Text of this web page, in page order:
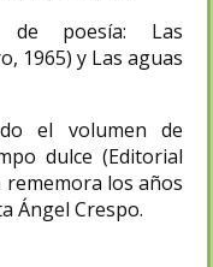
poesía: Las
1965) y Las aguas
el volumen de
dulce (Editorial
rememora los años
Ángel Crespo.